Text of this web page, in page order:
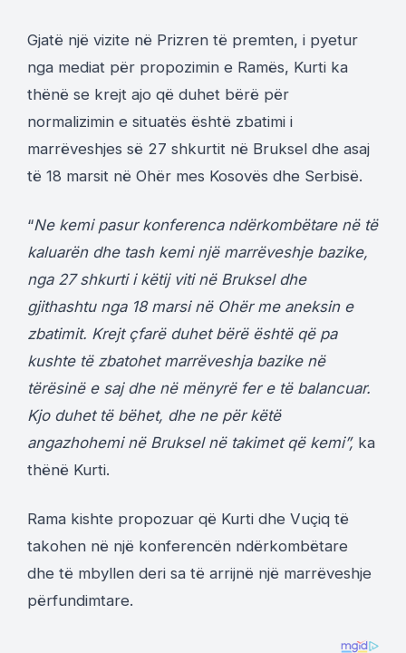
Gjatë një vizite në Prizren të premten, i pyetur
nga mediat për propozimin e Ramës, Kurti ka
thënë se krejt ajo që duhet bërë për
normalizimin e situatës është zbatimi i
marrëveshjes së 27 shkurtit në Bruksel dhe asaj
të 18 marsit në Ohër mes Kosovës dhe Serbisë.
“Ne kemi pasur konferenca ndërkombëtare në të
kaluarën dhe tash kemi një marrëveshje bazike,
nga 27 shkurti i këtij viti në Bruksel dhe
gjithashtu nga 18 marsi në Ohër me aneksin e
zbatimit. Krejt çfarë duhet bërë është që pa
kushte të zbatohet marrëveshja bazike në
tërësinë e saj dhe në mënyrë fer e të balancuar.
Kjo duhet të bëhet, dhe ne për këtë
angazhohemi në Bruksel në takimet që kemi”, ka
thënë Kurti.
Rama kishte propozuar që Kurti dhe Vuçiq të
takohen në një konferencën ndërkombëtare
dhe të mbyllen deri sa të arrijnë një marrëveshje
përfundimtare.